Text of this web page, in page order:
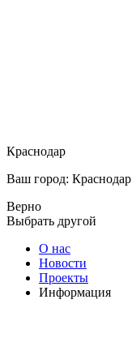
Краснодар
Ваш город: Краснодар
Верно
Выбрать другой
О нас
Новости
Проекты
Информация